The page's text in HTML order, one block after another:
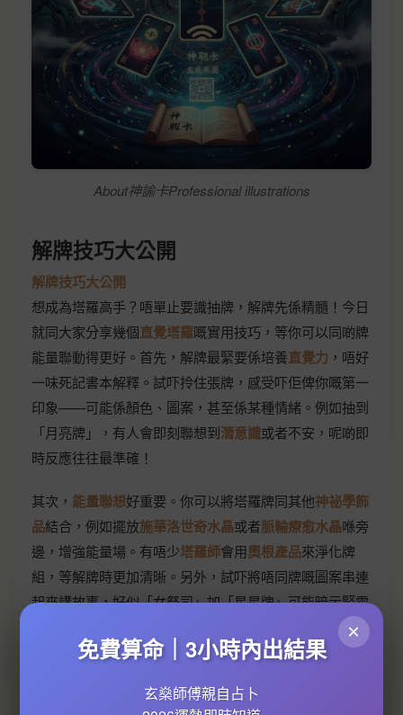
About神諭卡Professional illustrations
解牌技巧大公開
解牌技巧大公開
想成為塔羅高手？唔單止要識抽牌，解牌先係精髓！今日
就同大家分享幾個直覺塔羅嘅實用技巧，等你可以同啲牌
能量聯動得更好。首先，解牌最緊要係培養直覺力 ，唔好
一味死記書本解釋。試吓拎住張牌，感受吓佢俾你嘅第一
印象——可能係顏色、圖案，甚至係某種情緒。例如抽到
「月亮牌」，有人會即刻聯想到潛意識或者不安，呢啲即
時反應往往最準確！
其次， 能量聯想好重要。你可以將塔羅牌同其他神祕學飾
品結合，例如擺放施華洛世奇水晶或者脈輪療愈水晶喺旁
邊，增強能量場。有唔少塔羅師會用奧根產品來淨化牌
組，等解牌時更加清晰。另外，試吓將唔同牌嘅圖案串連
起來講故事，好似「女祭司」加「星星牌」可能暗示緊需
張牌陣」開始，問過去、現在、未來；進階啲可以試「凱
×
免費算命｜3小時內出結果
玄燊師傅親自占卜